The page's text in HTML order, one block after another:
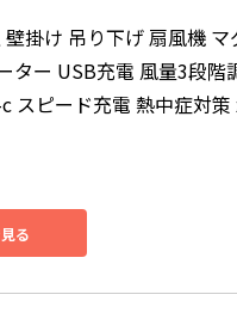
掛け 吊り下げ 扇風機 マ
ター USB充電 風量3段階
スピード充電 熱中症対
る